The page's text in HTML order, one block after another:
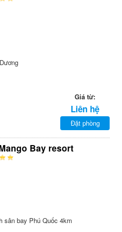
Giá từ:
Liên hệ
Đặt phòng
Bay resort
sân bay Phú Quốc 4km